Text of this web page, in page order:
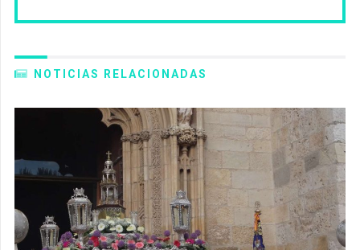
NOTICIAS RELACIONADAS